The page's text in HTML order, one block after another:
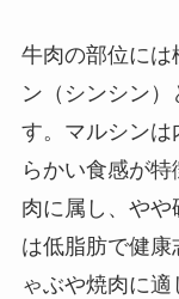
牛肉の部位には
ン（シンシン
す。マルシンは
らかい食感が
肉に属し、や
は低脂肪で健康
ゃぶや焼肉に